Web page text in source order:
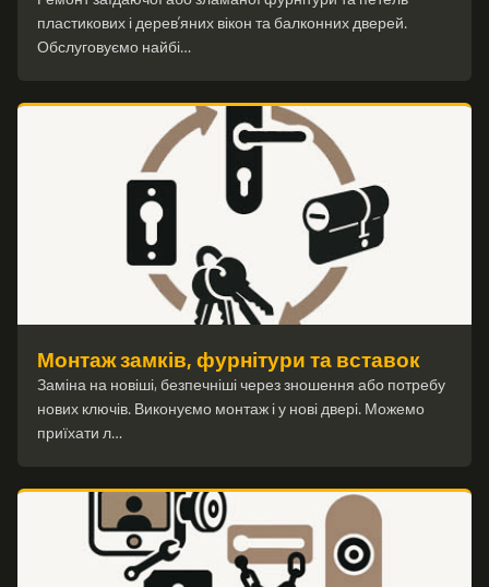
пластикових і дерев’яних вікон та балконних дверей.
Обслуговуємо найбі…
Монтаж замків, фурнітури та вставок
Заміна на новіші, безпечніші через зношення або потребу
нових ключів. Виконуємо монтаж і у нові двері. Можемо
приїхати л…